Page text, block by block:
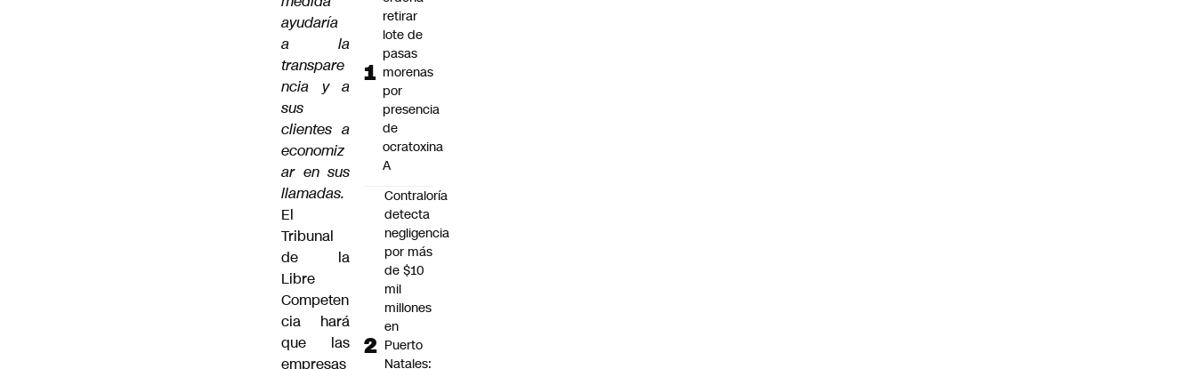
ayudaría
a la
transpare
ncia y a
sus
clientes a
economiz
ar en sus
llamadas.
El
Tribunal
de la
Libre
Competen
cia hará
que las
empresas
retirar
lote de
pasas
morenas
por
presencia
de
ocratoxina
A
Contraloría
detecta
negligencia
por más
de $10
mil
millones
en
Puerto
Natales: